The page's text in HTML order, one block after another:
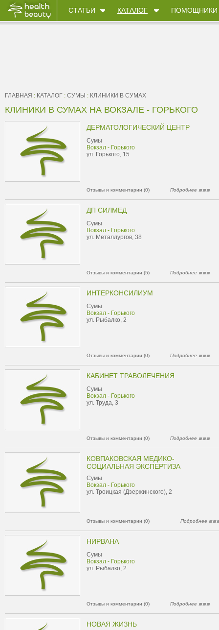
СТАТЬИ КАТАЛОГ ПОМОЩНИКИ
ГЛАВНАЯ : КАТАЛОГ : СУМЫ : КЛИНИКИ В СУМАХ
КЛИНИКИ В СУМАХ НА ВОКЗАЛЕ - ГОРЬКОГО
ДЕРМАТОЛОГИЧЕСКИЙ ЦЕНТР
Сумы
Вокзал - Горького
ул. Горького, 15
Отзывы и комментарии (0) Подробнее
ДП СИЛМЕД
Сумы
Вокзал - Горького
ул. Металлургов, 38
Отзывы и комментарии (5) Подробнее
ИНТЕРКОНСИЛИУМ
Сумы
Вокзал - Горького
ул. Рыбалко, 2
Отзывы и комментарии (0) Подробнее
КАБИНЕТ ТРАВОЛЕЧЕНИЯ
Сумы
Вокзал - Горького
ул. Труда, 3
Отзывы и комментарии (0) Подробнее
КОВПАКОВСКАЯ МЕДИКО-
СОЦИАЛЬНАЯ ЭКСПЕРТИЗА
Сумы
Вокзал - Горького
ул. Троицкая (Дзержинского), 2
Отзывы и комментарии (0) Подробнее
НИРВАНА
Сумы
Вокзал - Горького
ул. Рыбалко, 2
Отзывы и комментарии (0) Подробнее
НОВАЯ ЖИЗНЬ